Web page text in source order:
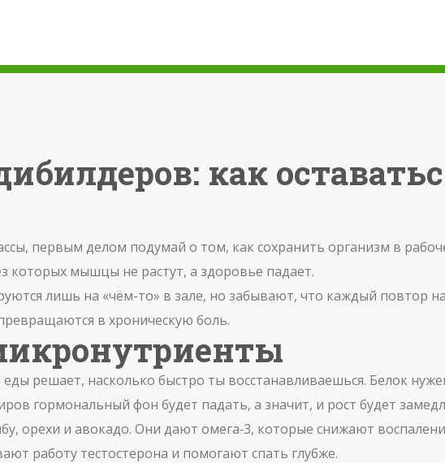
как
первым делом подумай о том, как сохранить организм в
которых мышцы не растут, а здоровье падает.
лишь на «чём-то» в зале, но забывают, что каждый повтор
в хроническую боль.
еды решает, насколько быстро ты восстанавливаешься. Белок
гормональный фон будет падать, а значит, и рост будет
орехи и авокадо. Они дают омега‑3, которые снижают
работу тестостерона и помогают спать глубже.